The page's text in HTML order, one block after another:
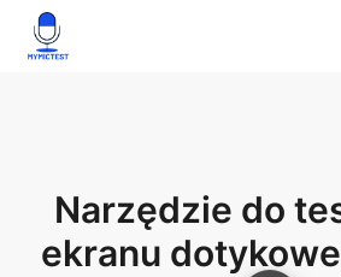
Narzędzie do
ekranu